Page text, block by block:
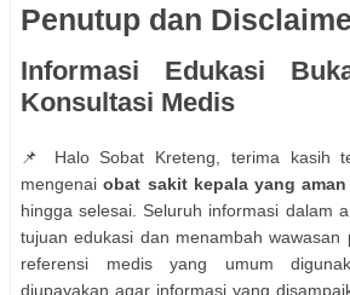
Penutup dan
Informasi Edukasi
Konsultasi Medis
📌 Halo Sobat Kreteng, terima kasih
mengenaiobat sakit kepala yang
hingga selesai. Seluruh informasi dalam
tujuan edukasi dan menambah wawasan
referensi medis yang umum
diupayakan agar informasi yang